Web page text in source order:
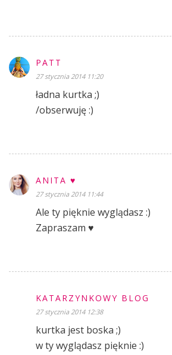
PATT
27 stycznia 2014 11:20
ładna kurtka ;)
/obserwuję :)
ANITA ♥
27 stycznia 2014 11:44
Ale ty pięknie wyglądasz :)
Zapraszam ♥
KATARZYNKOWY BLOG
27 stycznia 2014 12:38
kurtka jest boska ;)
w ty wyglądasz pięknie :)